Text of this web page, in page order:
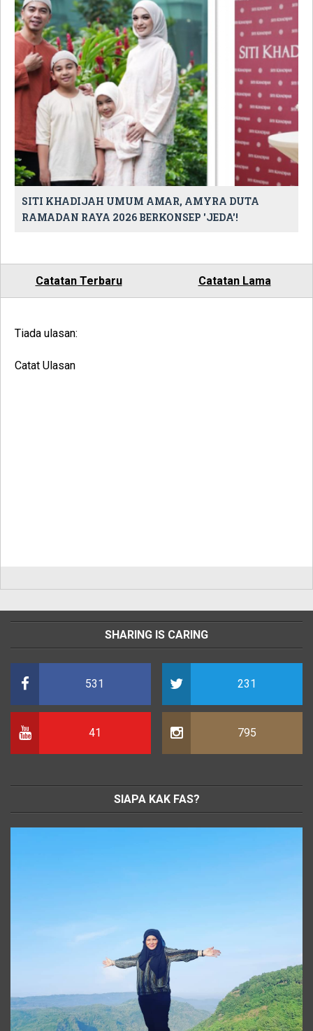
SITI KHADIJAH UMUM AMAR, AMYRA DUTA
RAMADAN RAYA 2026 BERKONSEP 'JEDA'!
Catatan Terbaru Catatan Lama
Tiada ulasan:
Catat Ulasan
SHARING IS CARING
531 231
41 795
SIAPA KAK FAS?